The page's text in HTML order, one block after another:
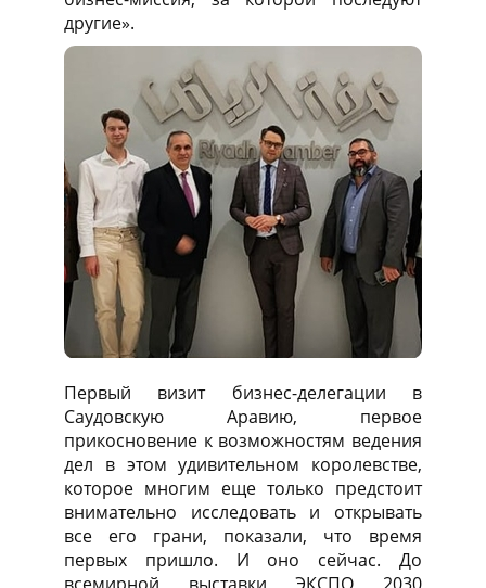
другие».
Первый визит бизнес-делегации в
Саудовскую Аравию, первое
прикосновение к возможностям ведения
дел в этом удивительном королевстве,
которое многим еще только предстоит
внимательно исследовать и открывать
все его грани, показали, что время
первых пришло. И оно сейчас. До